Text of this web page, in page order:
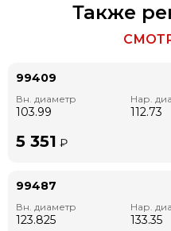
Также
99409
Вн. диаметр
103.99
Нар.
112.73
5 351 ₽
99487
Вн. диаметр
123.825
Нар.
133.35